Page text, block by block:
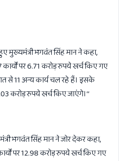
मुख्यमंत्री भगवंत सिंह मान ने कहा,
कार्यों पर 6.71 करोड़ रुपये खर्च किए गए
से 11 अन्य कार्य चल रहे हैं। इसके
करोड़ रुपये खर्च किए जाएंगे।‘‘
भगवंत सिंह मान ने जोर देकर कहा,
पर 12.98 करोड़ रुपये खर्च किए गए